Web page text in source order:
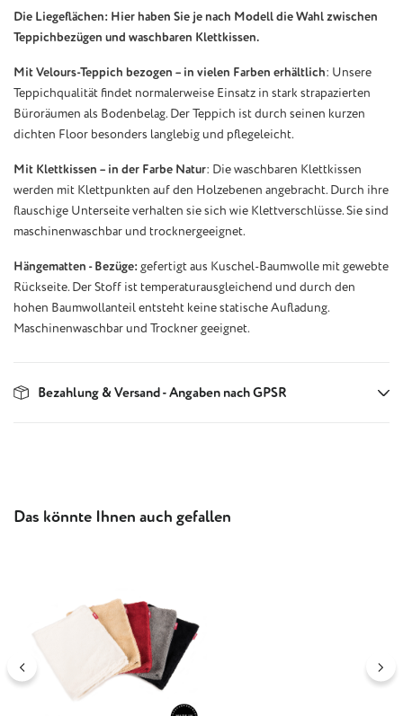
Die Liegeflächen: Hier haben Sie je nach Modell die Wahl zwischen
Teppichbezügen und waschbaren Klettkissen.
Mit Velours-Teppich bezogen – in vielen Farben erhältlich: Unsere
Teppichqualität findet normalerweise Einsatz in stark strapazierten
Büroräumen als Bodenbelag. Der Teppich ist durch seinen kurzen
dichten Floor besonders langlebig und pflegeleicht.
Mit Klettkissen – in der Farbe Natur: Die waschbaren Klettkissen
werden mit Klettpunkten auf den Holzebenen angebracht. Durch ihre
flauschige Unterseite verhalten sie sich wie Klettverschlüsse. Sie sind
maschinenwaschbar und trocknergeeignet.
Hängematten - Bezüge:gefertigt aus Kuschel-Baumwolle mit gewebte
Rückseite. Der Stoff ist temperaturausgleichend und durch den
hohen Baumwollanteil entsteht keine statische Aufladung.
Maschinenwaschbar und Trockner geeignet.
Bezahlung & Versand - Angaben nach GPSR
Produktgalerie überspringen
Das könnte Ihnen auch gefallen